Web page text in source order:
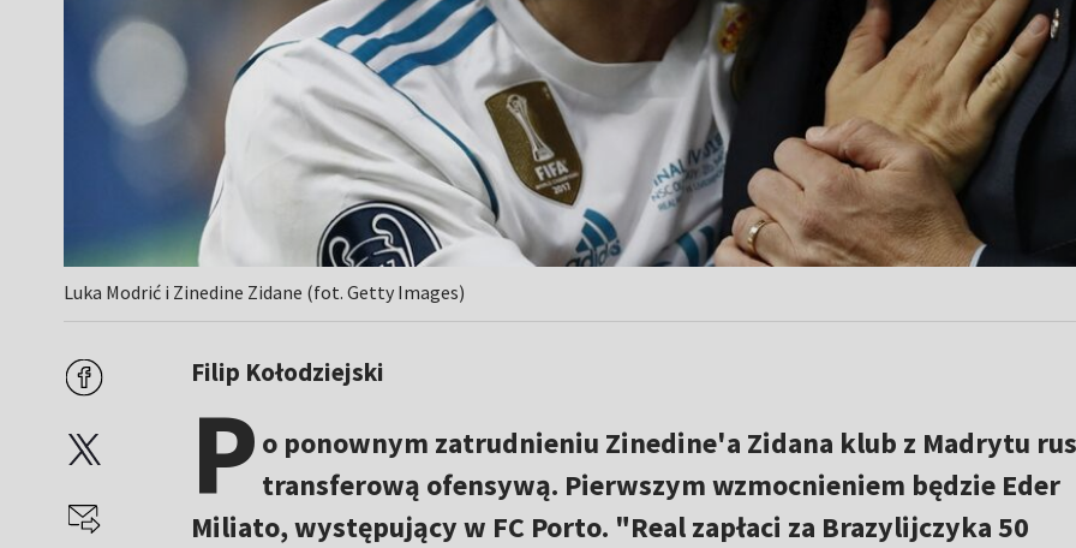
Luka Modrić i Zinedine Zidane (fot. Getty Images)
Filip Kołodziejski
P o ponownym zatrudnieniu Zinedine'a Zidana klub z Madrytu
transferową ofensywą. Pierwszym wzmocnieniem będzie Eder
Miliato, występujący w FC Porto. "Real zapłaci za Brazylijczyka 50